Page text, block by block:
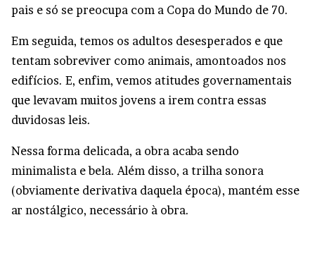
pais e só se preocupa com a Copa do Mundo de 70.
Em seguida, temos os adultos desesperados e que
tentam sobreviver como animais, amontoados nos
edifícios. E, enfim, vemos atitudes governamentais
que levavam muitos jovens a irem contra essas
duvidosas leis.
Nessa forma delicada, a obra acaba sendo
minimalista e bela. Além disso, a trilha sonora
(obviamente derivativa daquela época), mantém esse
ar nostálgico, necessário à obra.